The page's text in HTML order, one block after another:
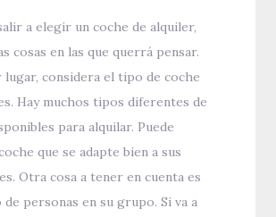
a elegir un coche de alquiler,
cosas en las que querrá pensar.
lugar, considera el tipo de coche
Hay muchos tipos diferentes de
para alquilar. Puede
que se adapte bien a sus
Otra cosa a tener en cuenta es
personas en su grupo. Si va a